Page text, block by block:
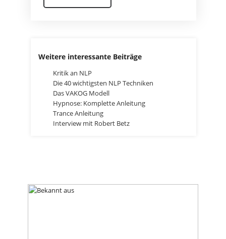
Weitere interessante Beiträge
Kritik an NLP
Die 40 wichtigsten NLP Techniken
Das VAKOG Modell
Hypnose: Komplette Anleitung
Trance Anleitung
Interview mit Robert Betz